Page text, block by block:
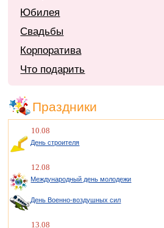
Юбилея
Свадьбы
Корпоратива
Что подарить
Праздники
10.08
День строителя
12.08
Международный день молодежи
День Военно-воздушных сил
13.08